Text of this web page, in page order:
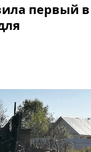
первый в